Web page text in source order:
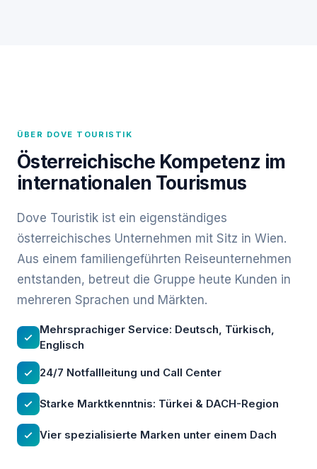
ÜBER DOVE TOURISTIK
Österreichische Kompetenz im
internationalen Tourismus
Dove Touristik ist ein eigenständiges
österreichisches Unternehmen mit Sitz in Wien.
Aus einem familiengeführten Reiseunternehmen
entstanden, betreut die Gruppe heute Kunden in
mehreren Sprachen und Märkten.
Mehrsprachiger Service: Deutsch, Türkisch,
Englisch
24/7 Notfallleitung und Call Center
Starke Marktkenntnis: Türkei & DACH-Region
Vier spezialisierte Marken unter einem Dach